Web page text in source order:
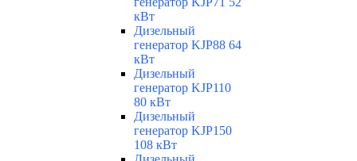
кВт
Дизельный
генератор KJP88 64
кВт
Дизельный
генератор KJP110
80 кВт
Дизельный
генератор KJP150
108 кВт